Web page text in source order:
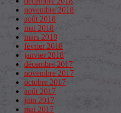
novembre 2018
août 2018
mai 2018
mars 2018
février 2018
janvier 2018
décembre 2017
novembre 2017
octobre 2017
août 2017
juin 2017
mai 2017